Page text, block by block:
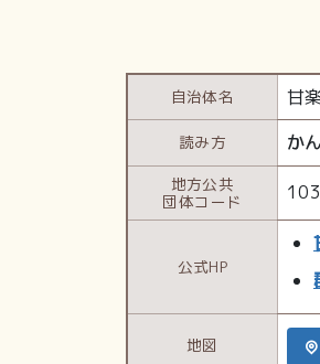
自治体名 甘
読み方 か
地方公共
団体コード
公式HP
地図